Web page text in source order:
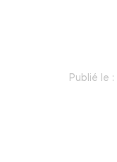
Publié le :